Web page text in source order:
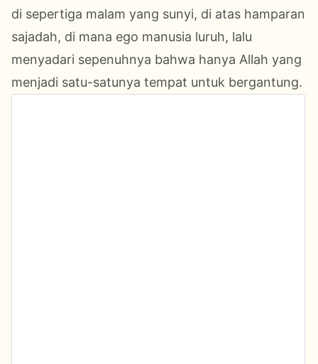
di sepertiga malam yang sunyi, di atas hamparan
sajadah, di mana ego manusia luruh, lalu
menyadari sepenuhnya bahwa hanya Allah yang
menjadi satu-satunya tempat untuk bergantung.